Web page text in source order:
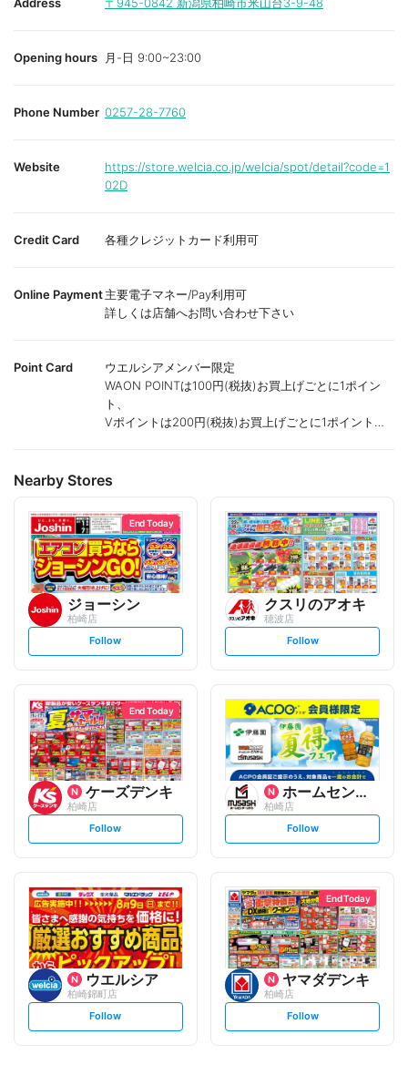
Opening hours 月-日 9:00~23:00
Phone Number 0257-28-7760
Website
https://store.welcia.co.jp/welcia/spot/detail?code=1
02D
Credit Card 各種クレジットカード利用可
Online Payment主要電子マネー/Pay利用可
詳しくは店舗へお問い合わせ下さい
Point Card
ウエルシアメンバー限定
WAON POINTは100円(税抜)お買上げごとに1ポイン
ト、
Vポイントは200円(税抜)お買上げごとに1ポイント進
Nearby Stores
End Today
ジョーシン
柏崎店
s
t
l
o
w
Follow
クスリのアオキ
穂波店
s
t
l
o
w
Follow
End Today
ケーズデンキ
柏崎店
s
t
l
o
w
Follow
ホームセンタームサシ
柏崎店
s
t
l
o
w
Follow
ウエルシア
柏崎錦町店
s
t
Follow
End Today
ヤマダデンキ
柏崎店
s
t
Follow